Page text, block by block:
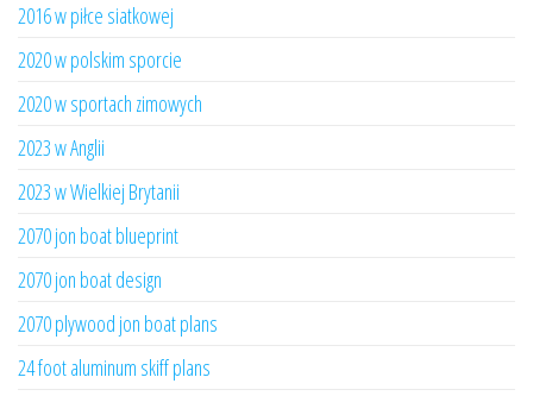
2016 w piłce siatkowej
2020 w polskim sporcie
2020 w sportach zimowych
2023 w Anglii
2023 w Wielkiej Brytanii
2070 jon boat blueprint
2070 jon boat design
2070 plywood jon boat plans
24 foot aluminum skiff plans